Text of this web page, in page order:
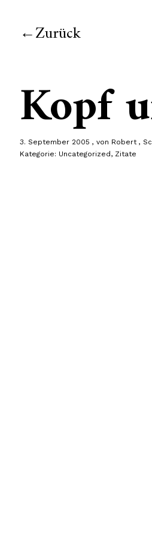
Zurück
Kopf
3. September 2005 von Robert
Kategorie: Uncategorized, Zitate